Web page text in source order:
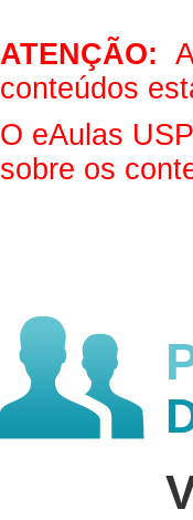
ATENÇÃO:
conteúdos
O eAulas
sobre os